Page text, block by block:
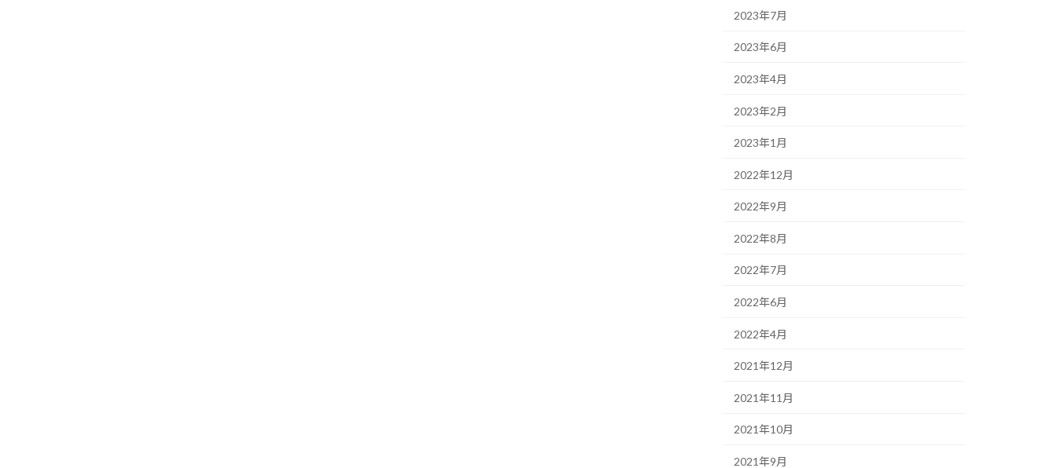
2023年7月
2023年6月
2023年4月
2023年2月
2023年1月
2022年12月
2022年9月
2022年8月
2022年7月
2022年6月
2022年4月
2021年12月
2021年11月
2021年10月
2021年9月